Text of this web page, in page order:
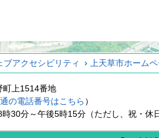
ブアクセシビリティ 上天草市ホーム
町上1514番地
の電話番号はこちら ）
30分～午後5時15分（ただし、祝・休